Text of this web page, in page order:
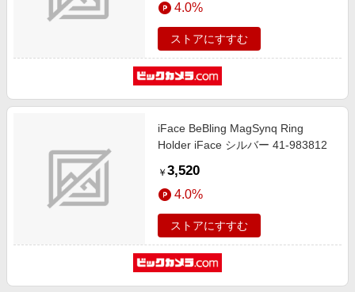
スポーツ・アウトドア・ゴルフ
旅行・レジャー・ホテル予約
金融・マネー・保険
デジタルコンテンツ
ビジネス・その他サービス
楽天サービス特集
わくわく夏特集
とことん買い物チャレンジ
Samsung ボーナスキャンペーン
週末の高還元 夏の長期版
4.0%
ストアにすすむ
iFace BeBling MagSynq Ring
Holder iFace シルバー 41-983812
￥ 3,520
4.0%
ストアにすすむ